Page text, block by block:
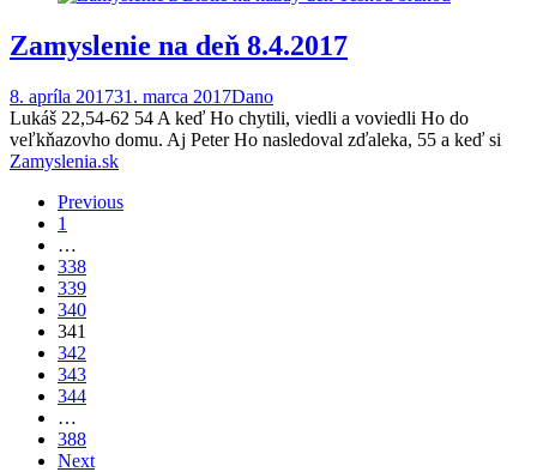
Zamyslenie na deň 8.4.2017
8. apríla 201731. marca 2017Dano
Lukáš 22,54-62 54 A keď Ho chytili, viedli a voviedli Ho do
veľkňazovho domu. Aj Peter Ho nasledoval zďaleka, 55 a keď si
Zamyslenia.sk
Posts
navigation
Previous
1
…
338
339
340
341
342
343
344
…
388
Next